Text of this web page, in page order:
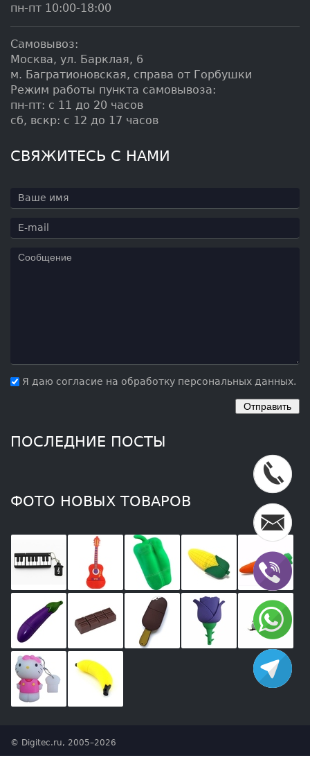
пн-пт 10:00-18:00
Самовывоз:
Москва, ул. Барклая, 6
м. Багратионовская, справа от Горбушки
Режим работы пункта самовывоза:
пн-пт: с 11 до 20 часов
сб, вскр: с 12 до 17 часов
СВЯЖИТЕСЬ С НАМИ
Я даю согласие на обработку персональных данных.
ПОСЛЕДНИЕ ПОСТЫ
ФОТО НОВЫХ ТОВАРОВ
© Digitec.ru, 2005–2026